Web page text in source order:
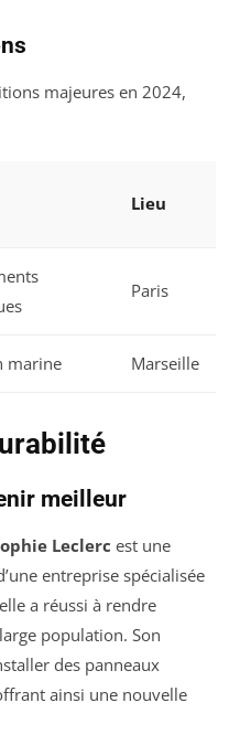
majeures en 2024,
Lieu
Paris
marine Marseille
meilleur
Leclerc est une
entreprise spécialisée
a réussi à rendre
population. Son
des panneaux
ainsi une nouvelle